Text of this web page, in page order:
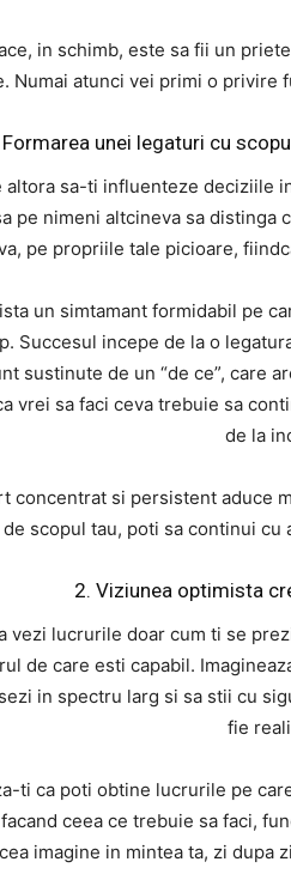
in schimb, este sa fii un
Numai atunci vei primi o privire
Formarea unei legaturi cu
altora sa-ti influenteze deciziile
pe nimeni altcineva sa
pe propriile tale picioare,
un simtamant formidabil pe
Succesul incepe de la o
sustinute de un “de ce”, care
vrei sa faci ceva trebuie sa
de la
concentrat si persistent aduce
scopul tau, poti sa continui
2. Viziunea optimista
vezi lucrurile doar cum ti se
de care esti capabil.
in spectru larg si sa stii cu
fie
ti ca poti obtine lucrurile pe
ceea ce trebuie sa faci,
imagine in mintea ta, zi dupa